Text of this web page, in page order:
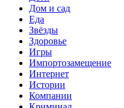
Дом и сад
Еда
Звёзды
Здоровье
Игры
Импортозамещение
Интернет
Истории
Компании